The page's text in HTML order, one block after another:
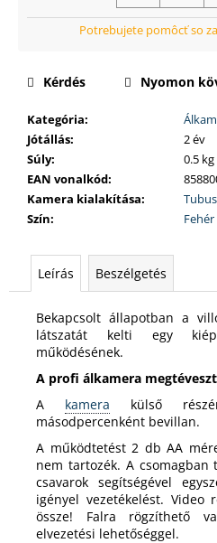
Kategória:
Jótállás:
2 év
Súly:
0.5 kg
EAN vonalkód:
Kamera kialakítása:
Szín: Fehér
Kérdés Nyomon
Leírás Beszélgetés
Bekapcsolt állapotban a
látszatát kelti egy
működésének.
A profi álkamera
A kamera külső
másodpercenként bevillan.
A működtetést 2 db AA
nem tartozék. A
csavarok segítségével
igényel vezetékelést. Video
össze! Falra rögzíthető
elvezetési lehetőséggel.